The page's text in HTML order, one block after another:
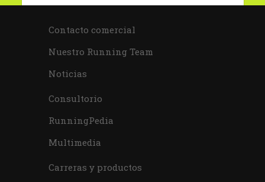
Contacto comercial
Nuestro Running Team
Noticias
Consultorio
RunningPedia
Multimedia
Carreras y productos